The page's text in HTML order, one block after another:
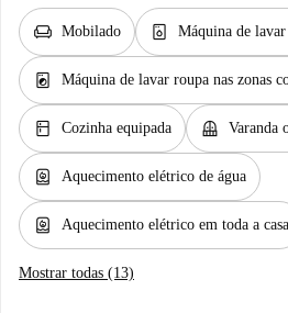
chair Mobilado dishwasher_gen Máquina de
local_laundry_service Máquina de lavar roupa nas zonas
kitchen Cozinha equipada balcony Varanda
water_heater Aquecimento elétrico de água
water_heater Aquecimento elétrico em toda a casa
Mostrar todas (13)